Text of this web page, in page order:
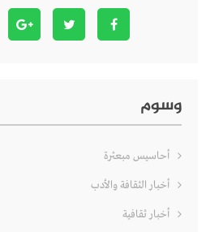
وسوم
أحاسيس مبعثرة
أخبار الثقافة والأدب
أخبار ثقافية